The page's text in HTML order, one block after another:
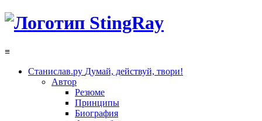
≡
Станислав.ру Думай, действуй, твори!
Автор
Резюме
Принципы
Биография